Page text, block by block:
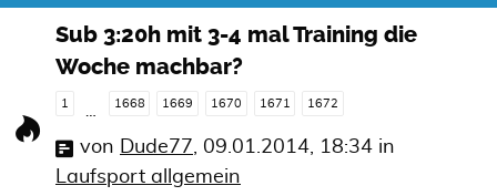
Sub 3:20h mit 3-4 mal Training die
Woche machbar?
1 1668 1669 1670 1671 1672
von Dude77 09.01.2014, 18:34 in
Laufsport allgemein